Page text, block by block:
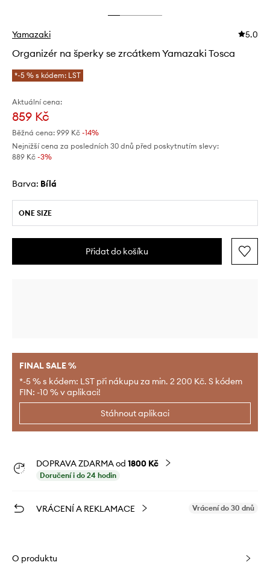
Yamazaki 5.0
Organizér na šperky se zrcátkem Yamazaki Tosca
*-5 % s kódem: LST
Aktuální cena:
859 Kč
Běžná cena: 999 Kč -14%
Nejnižší cena za posledních 30 dnů před poskytnutím slevy:
889 Kč -3%
Barva: bílá
ONE SIZE
Přidat do košíku
FINAL SALE %
*-5 % s kódem: LST při nákupu za min. 2 200 Kč. S kódem
FIN: -10 % v aplikaci!
Stáhnout aplikaci
DOPRAVA ZDARMA od 1800 Kč
Doručení i do 24 hodin
VRÁCENÍ A REKLAMACE Vrácení do 30 dnů
O produktu